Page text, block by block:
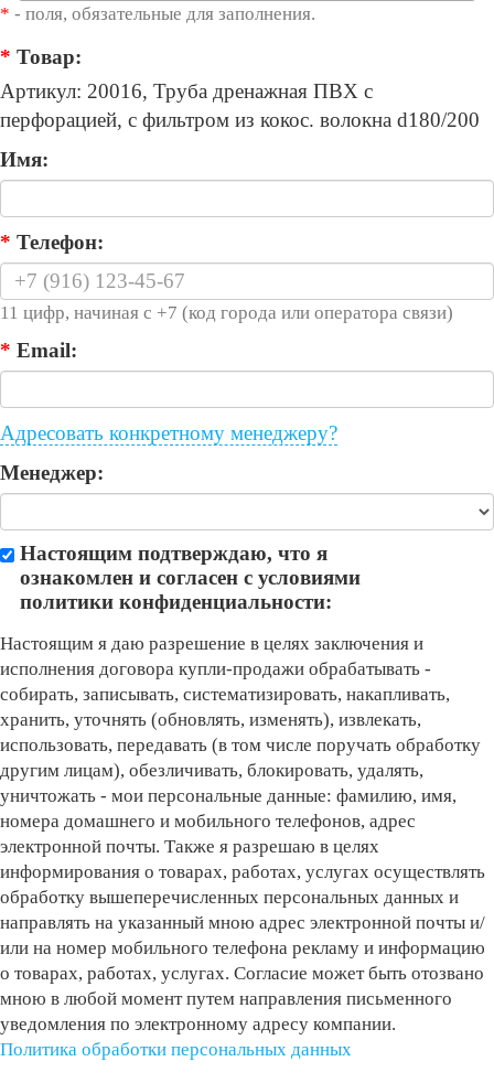
* - поля, обязательные для заполнения.
* Товар:
Артикул: 20016, Труба дренажная ПВХ с
перфорацией, с фильтром из кокос. волокна d180/200
Имя:
* Телефон:
11 цифр, начиная с +7 (код города или оператора связи)
* Email:
Адресовать конкретному менеджеру?
Менеджер:
Настоящим подтверждаю, что я
ознакомлен и согласен с условиями
политики конфиденциальности:
Настоящим я даю разрешение в целях заключения и
исполнения договора купли-продажи обрабатывать -
собирать, записывать, систематизировать, накапливать,
хранить, уточнять (обновлять, изменять), извлекать,
использовать, передавать (в том числе поручать обработку
другим лицам), обезличивать, блокировать, удалять,
уничтожать - мои персональные данные: фамилию, имя,
номера домашнего и мобильного телефонов, адрес
электронной почты. Также я разрешаю в целях
информирования о товарах, работах, услугах осуществлять
обработку вышеперечисленных персональных данных и
направлять на указанный мною адрес электронной почты и/
или на номер мобильного телефона рекламу и информацию
о товарах, работах, услугах. Согласие может быть отозвано
мною в любой момент путем направления письменного
уведомления по электронному адресу компании.
Политика обработки персональных данных